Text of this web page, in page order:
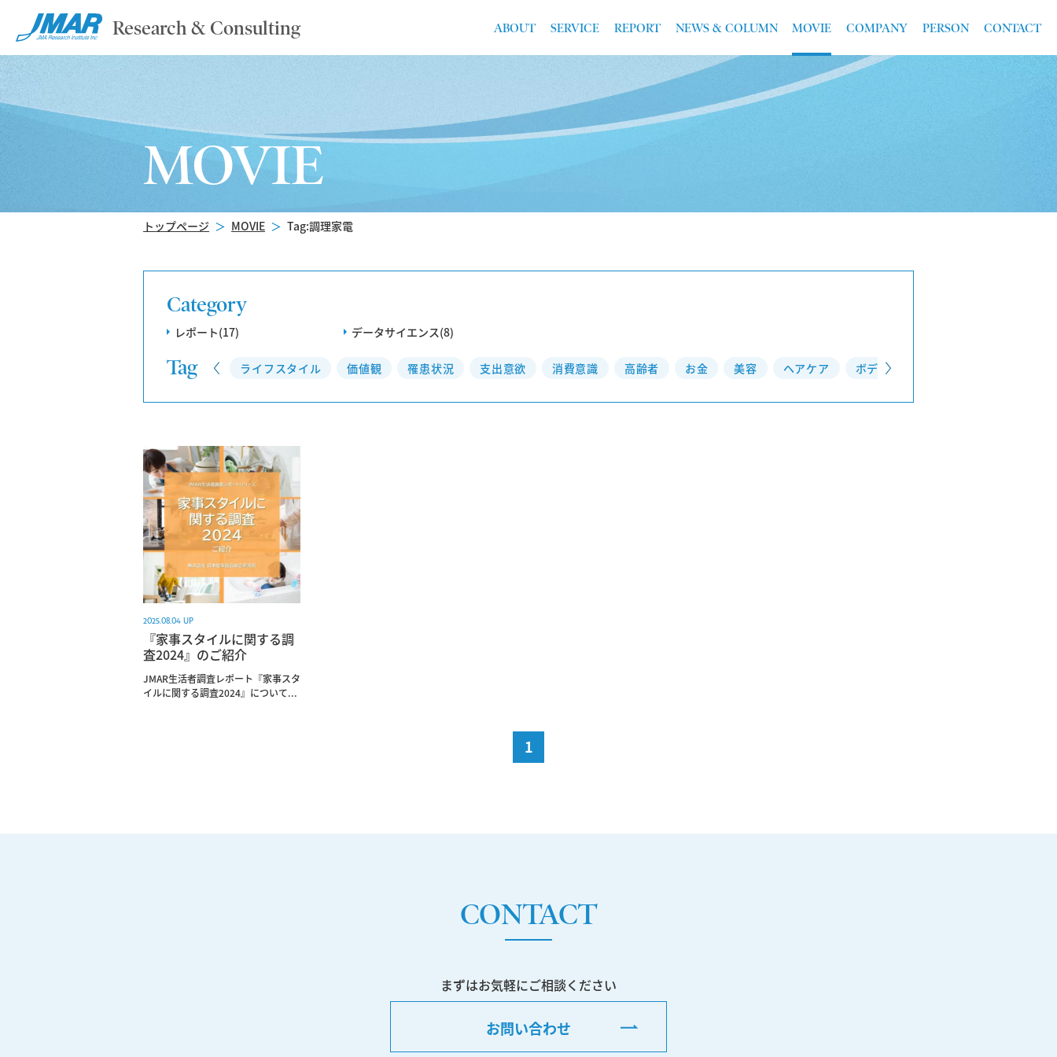
Research & Consulting ABOUT SERVICE REPORT NEWS & COLUMN MOVIE COMPANY PERSON CONTACT
MOVIE
トップページ ＞ MOVIE ＞ Tag:調理家電
Category
レポート(17) データサイエンス(8)
Tagパン ライフスタイル 価値観 罹患状況 支出意欲 消費意識 高齢者 お金 美容 ヘアケア ボディメイク
2025.08.04 UP
『家事スタイルに関する調
査2024』のご紹介
JMAR生活者調査レポート『家事スタ
イルに関する調査2024』について...
1
CONTACT
まずはお気軽にご相談ください
お問い合わせ